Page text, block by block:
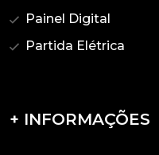
Painel Digital
Partida Elétrica
+ INFORMAÇÕES